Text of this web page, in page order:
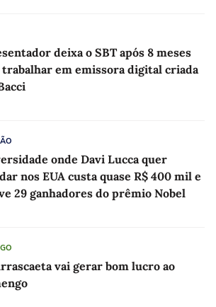
deixa o SBT após 8 meses
trabalhar em emissora digital criada
onde Davi Lucca quer
nos EUA custa quase R$ 400 mil e
29 ganhadores do prêmio Nobel
vai gerar bom lucro ao